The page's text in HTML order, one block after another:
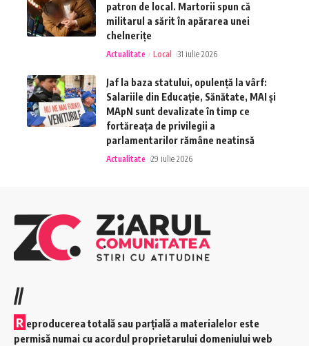
patron de local. Martorii spun că
militarul a sărit în apărarea unei
chelnerițe
Actualitate Local 31 iulie 2026
Jaf la baza statului, opulență la vârf:
Salariile din Educație, Sănătate, MAI și
MApN sunt devalizate în timp ce
fortăreața de privilegii a
parlamentarilor rămâne neatinsă
Actualitate 29 iulie 2026
//
R eproducerea totală sau parțială a materialelor este
permisă numai cu acordul proprietarului domeniului web